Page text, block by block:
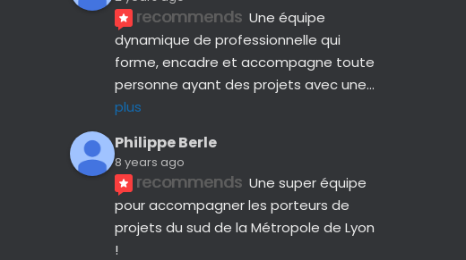
recommends Une équipe
dynamique de professionnelle qui
forme, encadre et accompagne toute
personne ayant des projets avec une
plus
Philippe Berle
8 years ago
recommends Une super équipe
pour accompagner les porteurs de
projets du sud de la Métropole de Lyon
!